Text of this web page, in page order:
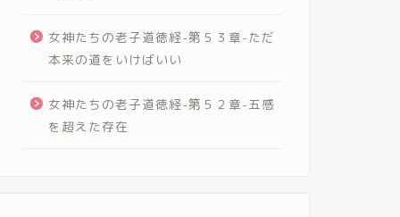
女神たちの老子道徳経-第５３章-ただ
本来の道をいけばいい
女神たちの老子道徳経-第５２章-五感
を超えた存在